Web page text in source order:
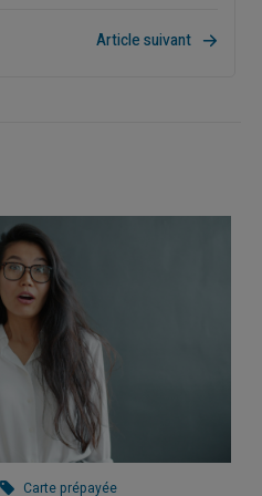
Article suivant
Carte prépayée